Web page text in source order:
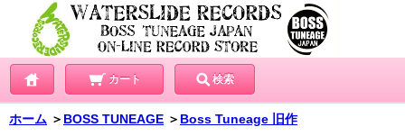
カート 検索
ホーム ＞ BOSS TUNEAGE ＞ Boss Tuneage 旧作